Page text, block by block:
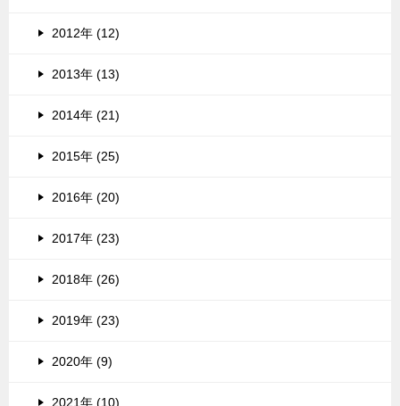
2012年 (12)
2013年 (13)
2014年 (21)
2015年 (25)
2016年 (20)
2017年 (23)
2018年 (26)
2019年 (23)
2020年 (9)
2021年 (10)